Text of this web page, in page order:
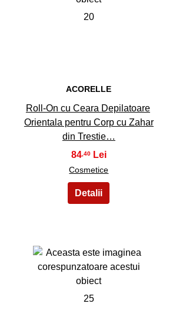
20
ACORELLE
Roll-On cu Ceara Depilatoare
Orientala pentru Corp cu Zahar
din Trestie…
84,40
Cosmetice
25